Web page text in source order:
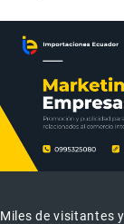
Miles de visitantes